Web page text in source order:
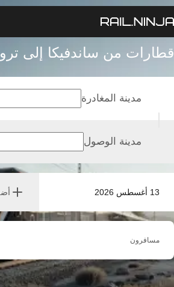
قطارات من ساندفيكا إلى
13 أغسطس 2026
مدينة المغادرة
مدينة الوصول
مسافرون